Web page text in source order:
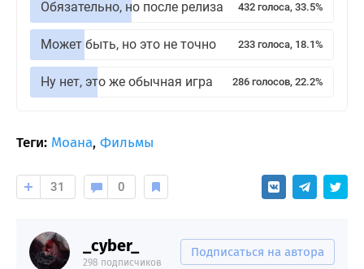
Обязательно, но после релиза 432 голоса, 33.5%
Может быть, но это не точно 233 голоса, 18.1%
Ну нет, это же обычная игра 286 голосов, 22.2%
Теги: Моана, Фильмы
31 0
_cyber_
298 подписчиков
Подписаться на автора